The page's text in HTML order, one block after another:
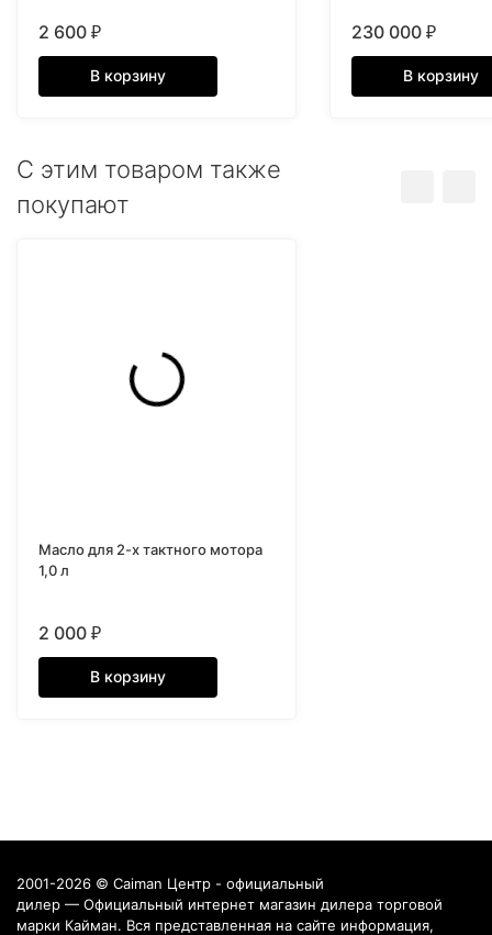
2 600 ₽
В корзину
230 000 ₽
В корзину
C этим товаром также
покупают
Масло для 2-х тактного мотора
1,0 л
2 000 ₽
В корзину
2001-2026 © Caiman Центр - официальный
дилер — Официальный интернет магазин дилера торговой
марки Кайман. Вся представленная на сайте информация,